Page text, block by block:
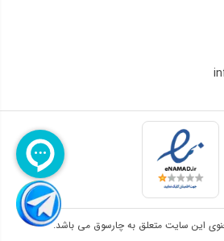
این سایت متعلق به چارسوق می باشد.